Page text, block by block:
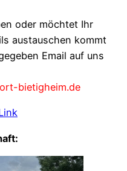
oder möchtet Ihr
austauschen kommt
Email auf uns
bietigheim.de